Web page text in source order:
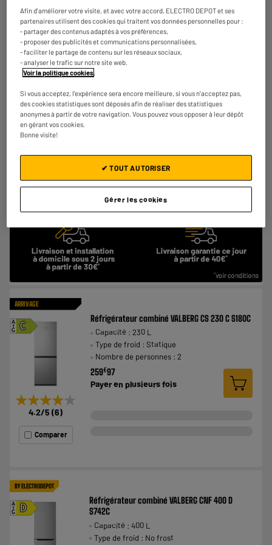
D
★★★★★
★★★★★
4/5(157)
Comparer
Réfrigérateur combiné VALBERG CS 262 D S625C
Capacité : 262 L
Type de froid : Statique
Nombre de personnes : 3
279€50
Payer en
ARRIVAGE
C
A
G
★★★★★
★★★★★
4.2/5 (6)
Comparer
Réfrigérateur combiné VALBERG CS 230 C S180C
Capacité : 230 L
Type de froid : Statique
Nombre de personnes : 2
259€97
Payer en plusieurs fois
BY ELECTRODEPOT
D
A
G
Réfrigérateur combiné VALBERG CNF 400 D
S742C
Capacité : 400 L
Type de froid : No frost
Afin d'améliorer votre visite, et avec votre accord, ELECTRO DEPOT et ses
partenaires utilisent des cookies qui traitent vos données personnelles pour :
- partager des contenus adaptés à vos préférences,
- proposer des publicités et communications personnalisées,
- faciliter le partage de contenu sur les réseaux sociaux,
- analyser le trafic sur notre site web.
Voir la politique cookies.
Si vous acceptez, l'expérience sera encore meilleure, si vous n'acceptez pas,
des cookies statistiques sont déposés afin de réaliser des statistiques
anonymes à partir de votre navigation. Vous pouvez vous opposer à leur dépôt
en gérant vos cookies.
Bonne visite!
Gérer les cookies
✔ TOUT AUTORISER